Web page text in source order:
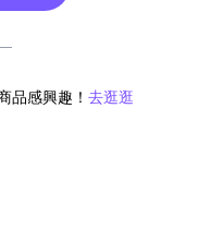
品感興趣！ 去逛逛